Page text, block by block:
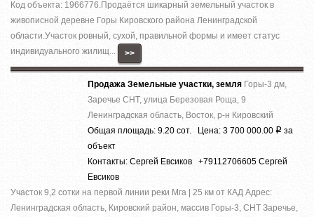
Код объекта: 1966776.Продаётся шикарный земельный участок в
живописной деревне Горы Кировского района Ленинградской
области.Участок ровный, сухой, правильной формы и имеет статус
индивидуального жилищ...
>>
Продажа Земельные участки, земля Горы-3 дм,
Заречье СНТ, улица Березовая Роща, 9
Ленинградская область, Восток, р-н Кировский
Общая площадь: 9.20 сот. Цена: 3 700 000.00 Р за
объект
Контакты: Сергей Евсиков +79112706605 Сергей
Евсиков
Участок 9,2 сотки на первой линии реки Мга | 25 км от КАД Адрес:
Ленинградская область, Кировский район, массив Горы-3, СНТ Заречье,